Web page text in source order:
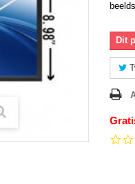
Dit